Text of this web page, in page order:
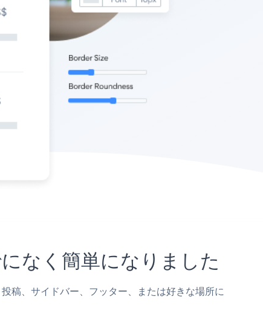
なく簡単になりました
稿、サイドバー、フッター、または好きな場所に